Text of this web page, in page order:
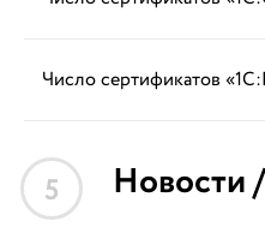
Число сертификатов
5 Новости